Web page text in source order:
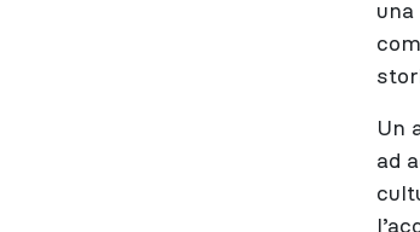
una
Un
ad